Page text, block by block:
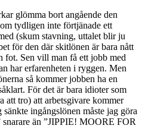
glömma bort angående den
tydligen inte förtjänade ett
(skum stavning, uttalet blir ju
för den där skitlönen är bara nått
fot. Sen vill man få ett jobb med
har erfarenheten i ryggen. Men
så kommer jobben ha en
För det är bara idioter som
att tro) att arbetsgivare kommer
ingångslönen måste jag göra
än ”JIPPIE! MOORE FOR